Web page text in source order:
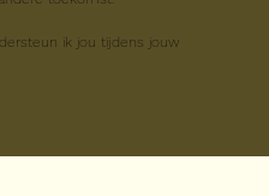
ik jou tijdens jouw